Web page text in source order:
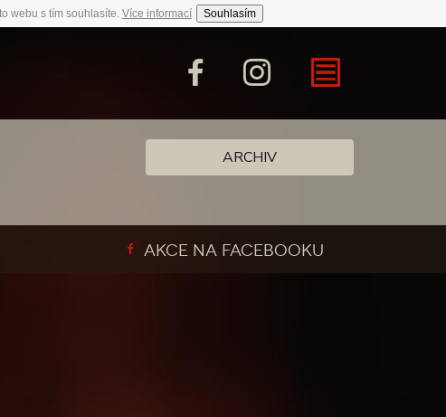
webu s tím souhlasíte. Více informací Souhlasím
ARCHIV
AKCE NA FACEBOOKU